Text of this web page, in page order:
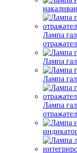
Лампа
Лампа
Лампа
Лампа